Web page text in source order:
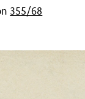
355/68